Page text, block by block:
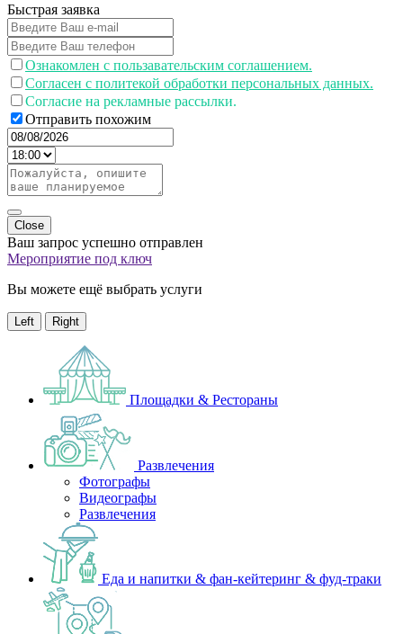
Быстрая заявка
Ознакомлен с пользавательским соглашением.
Согласен с политекой обработки персональных данных.
Согласие на рекламные рассылки.
Отправить похожим
Close
Ваш запрос успешно отправлен
Мероприятие под ключ
Вы можете ещё выбрать услуги
Left Right
Площадки & Рестораны
Развлечения
Фотографы
Видеографы
Развлечения
Еда и напитки & фан-кейтеринг & фуд-траки